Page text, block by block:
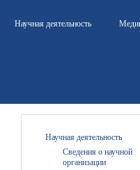
Научная деятельность
Научная деятельность
Сведения о научной
организации